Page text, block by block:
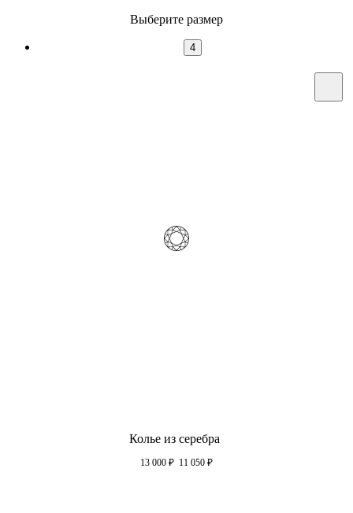
Выберите размер
4
Колье из серебра
13 000 ₽ 11 050 ₽